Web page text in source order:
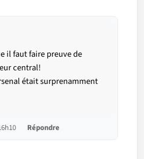
il faut faire preuve de
central!
était surprenamment
Répondre